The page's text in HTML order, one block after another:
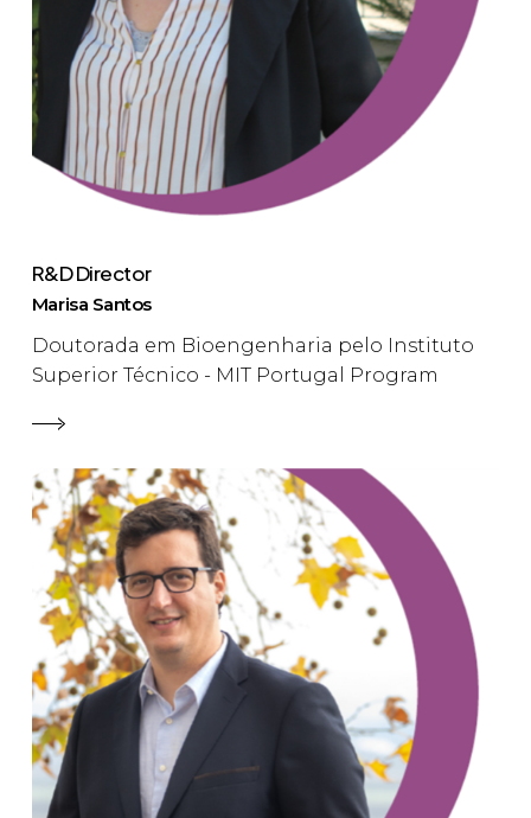
R&D Director
Marisa Santos
Doutorada em Bioengenharia pelo Instituto
Superior Técnico - MIT Portugal Program